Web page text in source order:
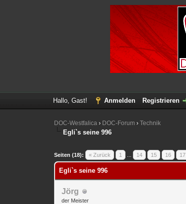
Hallo, Gast! Anmelden Registrieren
DOC-Westfalica › DOC-Forum ›Technik
Egli`s seine 996
Seiten (18): « Zurück 1 14 15 16 17
1 Bewertung(en) - 5 im Durchschnitt
1
2
3
4
5
Egli`s seine 996
Jörg
der Meister